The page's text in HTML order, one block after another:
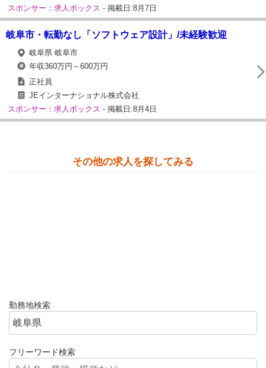
スポンサー：求人ボックス - 掲載日:8月7日
岐阜市・転勤なし「ソフトウェア設計」/未経験歓迎
岐阜県 岐阜市
年収360万円～600万円
正社員
JEインターナショナル株式会社
スポンサー：求人ボックス - 掲載日:8月4日
その他の求人を探してみる
勤務地検索
フリーワード検索